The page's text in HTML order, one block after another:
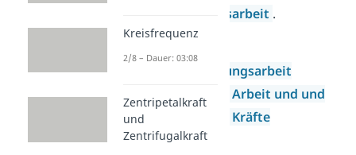
Beschleunigungsarbeit .
Beschleunigungsarbeit
Mechanische Arbeit und und
konservative Kräfte
Kreisfrequenz
2/8 – Dauer: 03:08
Zentripetalkraft
und
Zentrifugalkraft